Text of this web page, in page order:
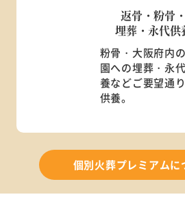
返骨・粉骨・
埋葬・永代供
粉骨・大阪府内
園への埋葬・永
養などご要望通
供養。
個別火葬プレミアムに